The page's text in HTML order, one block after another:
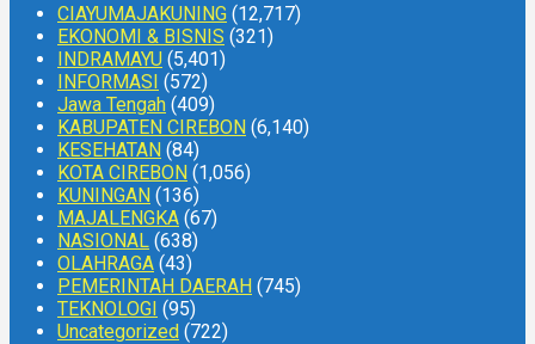
CIAYUMAJAKUNING (12,717)
EKONOMI & BISNIS (321)
INDRAMAYU (5,401)
INFORMASI (572)
Jawa Tengah (409)
KABUPATEN CIREBON (6,140)
KESEHATAN (84)
KOTA CIREBON (1,056)
KUNINGAN (136)
MAJALENGKA (67)
NASIONAL (638)
OLAHRAGA (43)
PEMERINTAH DAERAH (745)
TEKNOLOGI (95)
Uncategorized (722)